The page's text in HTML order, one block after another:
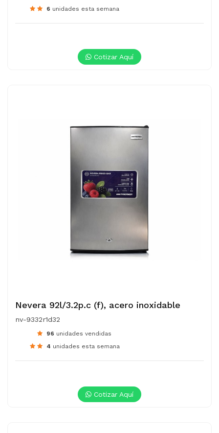
6 unidades esta semana
Cotizar Aquí
Nevera 92l/3.2p.c (f), acero inoxidable
nv-9332r1d32
96 unidades vendidas
4 unidades esta semana
Cotizar Aquí